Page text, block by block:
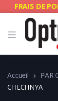
FRAIS DE
Accueil PAR
CHECHNYA